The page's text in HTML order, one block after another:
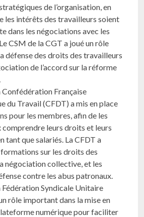
de l’organisation, en
les intérêts des travailleurs soient
dans les négociations avec les
CSM de la CGT a joué un rôle
défense des droits des travailleurs
de l’accord sur la réforme
Confédération Française
du Travail (CFDT) a mis en place
pour les membres, afin de les
comprendre leurs droits et leurs
tant que salariés. La CFDT a
sur les droits des
négociation collective, et les
contre les abus patronaux.
Fédération Syndicale Unitaire
rôle important dans la mise en
numérique pour faciliter